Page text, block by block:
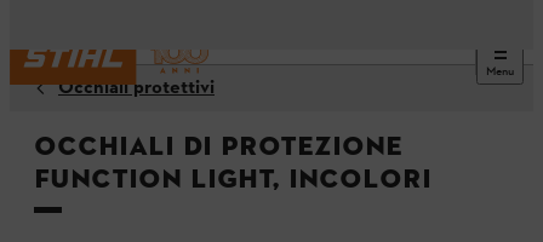
Menu
Occhiali protettivi
Occhiali di protezione
FUNCTION LIGHT, incolori